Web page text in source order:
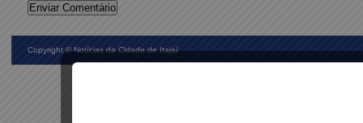
Copyright ©Notícias da Cidade de Itajaí